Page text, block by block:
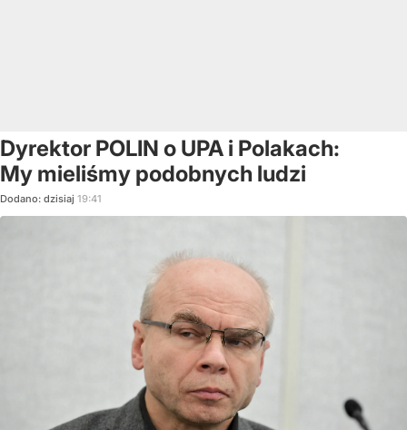
Dyrektor POLIN o UPA i Polakach:
My mieliśmy podobnych ludzi
Dodano: dzisiaj 19:41